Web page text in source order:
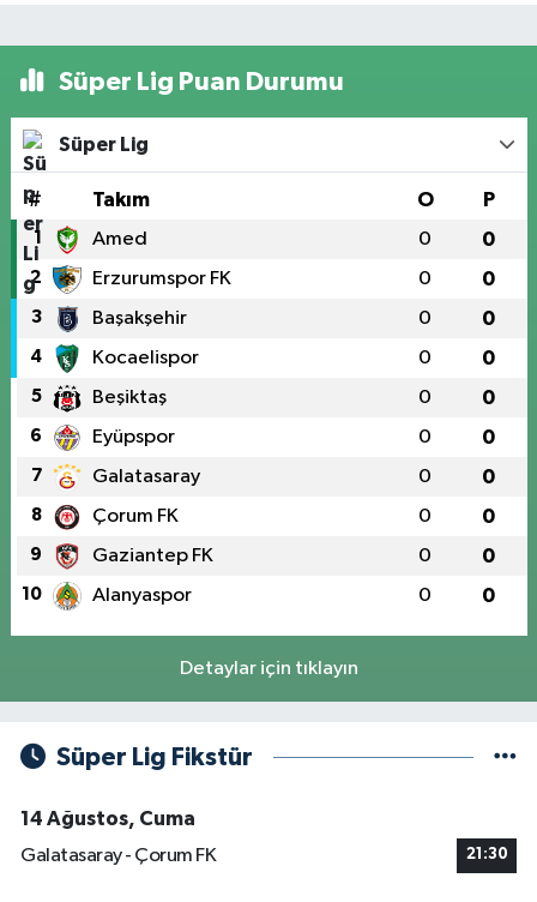
Süper Lig Puan Durumu
Süper Lig
# Takım O P
1 Amed 0 0
2 Erzurumspor FK 0 0
3 Başakşehir 0 0
4 Kocaelispor 0 0
5 Beşiktaş 0 0
6 Eyüpspor 0 0
7 Galatasaray 0 0
8 Çorum FK 0 0
9 Gaziantep FK 0 0
10 Alanyaspor 0 0
Detaylar için tıklayın
Süper Lig Fikstür
14 Ağustos, Cuma
Galatasaray - Çorum FK
21:30